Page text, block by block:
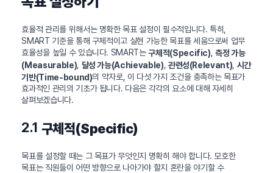
효율적 관리를 위해서는 명확한 목표 설정이 필수적입니다. 특히,
SMART 기준을 통해 구체적이고 실현 가능한 목표를 세움으로써 업무
효율성을 높일 수 있습니다. SMART는구체적(Specific) ,측정 가능
(Measurable) 달성 가능(Achievable) ,관련성(Relevant) 시간
기반(Time-bound)의 약자로, 이 다섯 가지 조건을 충족하는 목표가
효과적인 관리의 기초가 됩니다. 다음은 각각의 요소에 대해 자세히
살펴보겠습니다.
2.1 구체적(Specific)
목표를 설정할 때는 그 목표가 무엇인지 명확히 해야 합니다. 모호한
목표는 직원들이 어떤 방향으로 나아가야 할지 혼란을 야기할 수